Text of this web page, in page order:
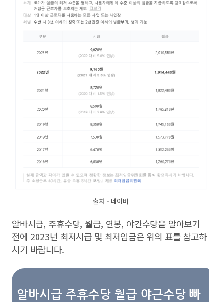
출처 - 네이버
알바시급, 주휴수당, 월급, 연봉, 야간수당을 알아보기
전에 2023년 최저시급 및 최저임금은 위의 표를 참고하
시기 바랍니다.
알바시급 주휴수당 월급 야근수당 빠